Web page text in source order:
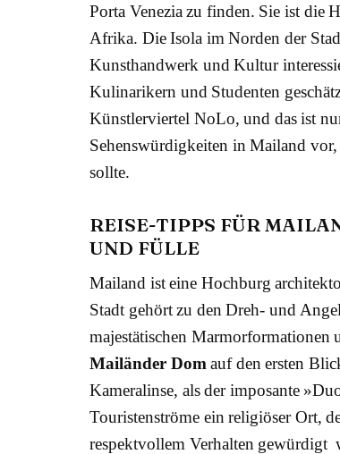
Porta Venezia zu finden. Sie ist die
Afrika. Die Isola im Norden der
Kunsthandwerk und Kultur
Kulinarikern und Studenten
Künstlerviertel NoLo, und das ist
Sehenswürdigkeiten in Mailand vor,
sollte.
REISE-TIPPS FÜR
UND FÜLLE
Mailand ist eine Hochburg
Stadt gehört zu den Dreh- und
majestätischen Marmorformationen
Mailänder Dom auf den ersten
Kameralinse, als der imposante
Touristenströme ein religiöser Ort,
respektvollem Verhalten gewürdigt